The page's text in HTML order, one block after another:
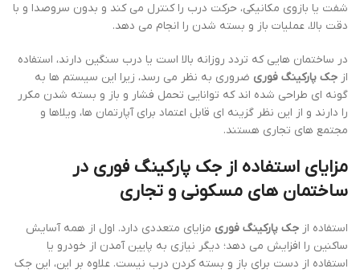
شفت یا بازوی مکانیکی، حرکت درب را کنترل می کند و بدون سروصدا و با
دقت بالا، عملیات باز و بسته شدن را انجام می دهد.
در ساختمان هایی که تردد روزانه بالا است یا درب سنگین دارند، استفاده
از جک پارکینگ فوری ضروری به نظر می رسد، زیرا این سیستم ها به
گونه ای طراحی شده اند که توانایی تحمل فشار و باز و بسته شدن مکرر
را دارند و از این نظر گزینه ای قابل اعتماد برای آپارتمان ها، ویلاها و
مجتمع های تجاری هستند.
مزایای استفاده از جک پارکینگ فوری در
ساختمان های مسکونی و تجاری
استفاده از جک پارکینگ فوری مزایای متعددی دارد. اول از همه آسایش
ساکنین را افزایش می دهد؛ دیگر نیازی به پایین آمدن از خودرو یا
استفاده از دست برای باز و بسته کردن درب نیست. علاوه بر این، این جک